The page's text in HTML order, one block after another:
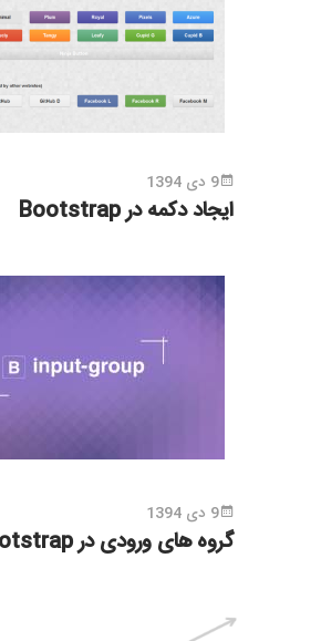
9 دی 1394
ایجاد دکمه در Bootstrap
9 دی 1394
گروه های ورودی در Bootstrap